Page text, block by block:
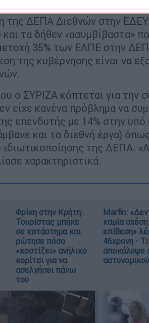
της ΔΕΠΑ Διεθνών στην
τα δήθεν «ασυμβίβαστα»
35% των ΕΛΠΕ στην
της κυβέρνησης είναι να
ο ΣΥΡΙΖΑ κόπτεται για την
κανένα πρόβλημα να
επενδυτής με 14% στην υπό
και τα διεθνή έργα)
της ΔΕΠΑ.
χαρακτηριστικά.
Φρίκη στην Κρήτη:
Τουρίστας μπήκε
σε κατάστημα και
ρώτησε πόσο
«κοστίζει» ανήλικο
κορίτσι για να
ασελγήσει πάνω
του
Marfin:
καμία
επίθεση»
46χρονη - Τι
αποκάλυψε